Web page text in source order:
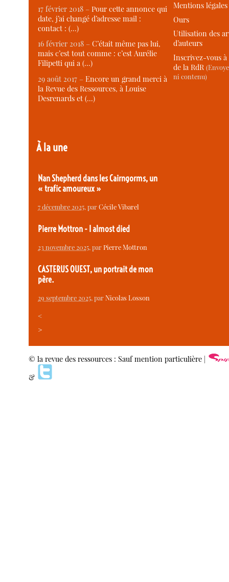
17 février 2018 –Pour cette annonce qui
date, j’ai changé d’adresse mail :
contact : (…)
16 février 2018 –C’était même pas lui,
mais c’est tout comme : c’est Aurélie
Filipetti qui a (…)
29 août 2017 –Encore un grand merci à
la Revue des Ressources, à Louise
Desrenards et (…)
À la une
Nan Shepherd dans les Cairngorms, un
« trafic amoureux »
7 décembre 2025, parCécile Vibarel
Pierre Mottron - I almost died
23 novembre 2025, parPierre Mottron
CASTERUS OUEST, un portrait de mon
père.
29 septembre 2025, parNicolas Losson
<
>
Mentions légales
Ours
Utilisation des
d’auteurs
Inscrivez-vous
de la RdR
ni contenu)
© la revue des ressources : Sauf mention particulière |
&